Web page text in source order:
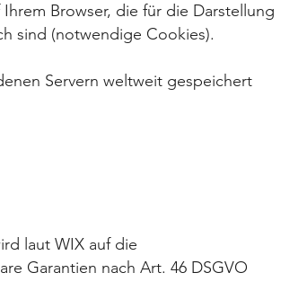
Browser, die für die Darstellung
sind (notwendige Cookies).
Servern weltweit gespeichert
laut WIX auf die
Garantien nach Art. 46 DSGVO